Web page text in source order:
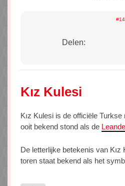
Delen:
Kız Kulesi
Kız Kulesi is de officiële
ooit bekend stond als de
De letterlijke betekenis van Kız
toren staat bekend als het